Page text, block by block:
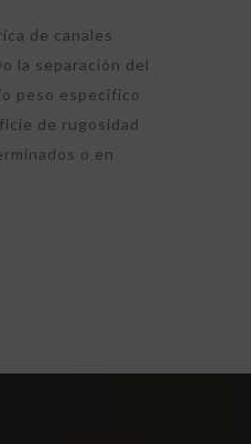
de canales
la separación del
peso especifico
de rugosidad
o en